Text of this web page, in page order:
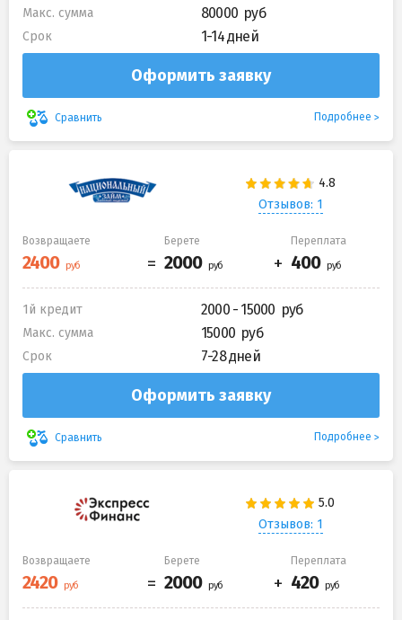
Макс. сумма 80000
Срок 1-14 дней
Оформить заявку
Сравнить Подробнее
Отзывов: 1
Возвращаете Берете Переплата
1й кредит 2000 - 15000
Макс. сумма 15000
Срок 7-28 дней
Оформить заявку
Сравнить Подробнее
Отзывов: 1
Возвращаете Берете Переплата